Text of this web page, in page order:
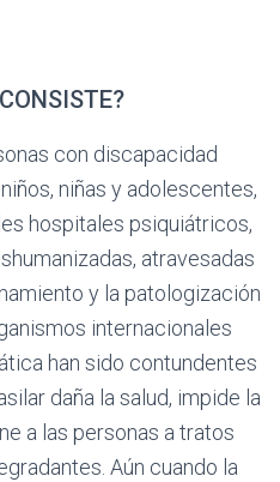
con discapacidad
niñas y adolescentes,
hospitales psiquiátricos,
atravesadas
y la patologización
internacionales
han sido contundentes
daña la salud, impide la
a las personas a tratos
Aún cuando la